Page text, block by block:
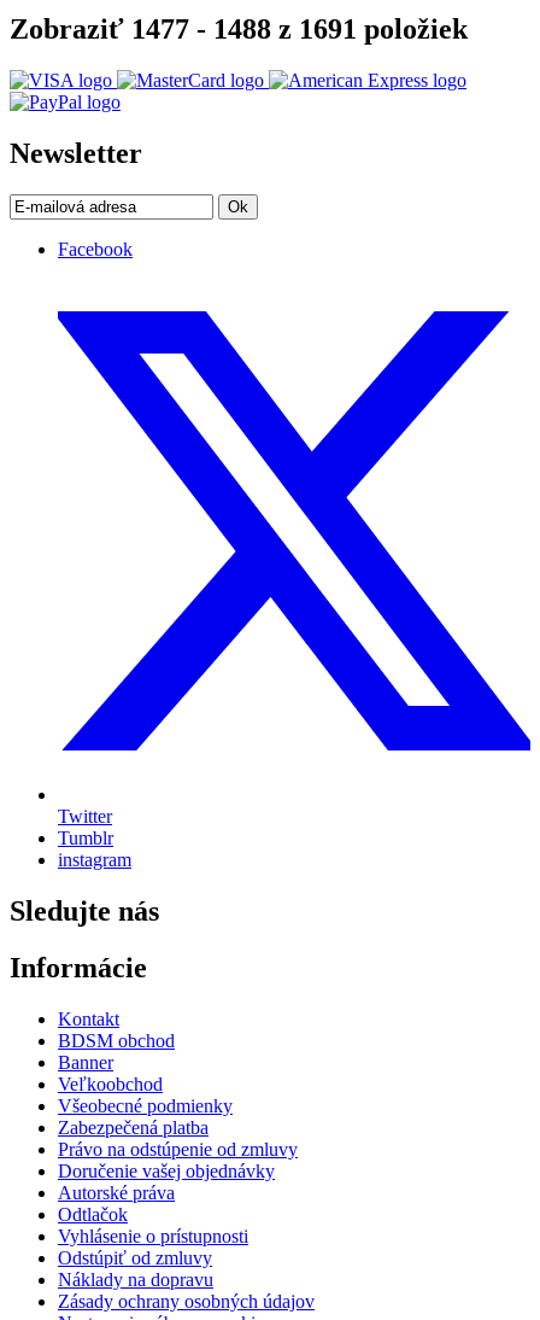
Zobraziť 1477 - 1488 z 1691 položiek
Newsletter
Ok
Facebook
Twitter
Tumblr
instagram
Sledujte nás
Informácie
Kontakt
BDSM obchod
Banner
Veľkoobchod
Všeobecné podmienky
Zabezpečená platba
Právo na odstúpenie od zmluvy
Doručenie vašej objednávky
Autorské práva
Odtlačok
Vyhlásenie o prístupnosti
Odstúpiť od zmluvy
Náklady na dopravu
Zásady ochrany osobných údajov